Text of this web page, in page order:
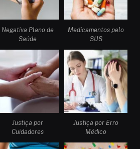
Negativa Plano de
Saúde
Medicamentos pelo
SUS
Justiça por
Cuidadores
Justiça por Erro
Médico